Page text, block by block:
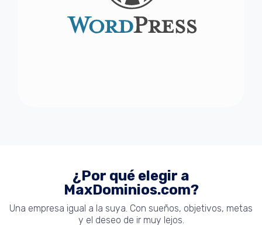
¿Por qué elegir a
MaxDominios.com?
Una empresa igual a la suya. Con sueños, objetivos, metas
y el deseo de ir muy lejos.